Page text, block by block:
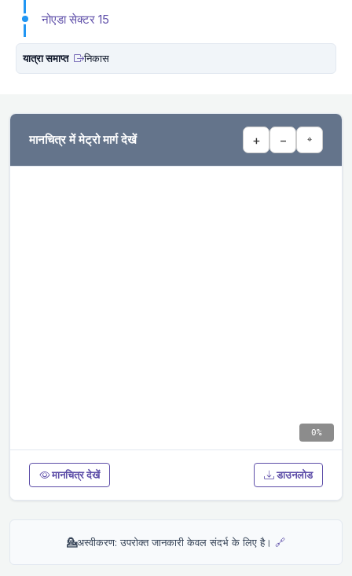
नोएडा सेक्टर 15
यात्रा समाप्त निकास
मानचित्र में मेट्रो मार्ग देखें + − ⌖
0%
मानचित्र देखें डाउनलोड
💁अस्वीकरण: उपरोक्त जानकारी केवल संदर्भ के लिए है। 🔗